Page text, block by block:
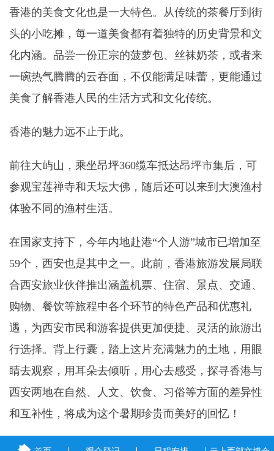
香港的美食文化也是一大特色。从传统的茶餐厅到街
头的小吃摊，每一道美食都有着独特的历史背景和文
化内涵。品尝一份正宗的菠萝包、丝袜奶茶，或者来
一碗热气腾腾的云吞面，不仅能满足味蕾，更能通过
美食了解香港人民的生活方式和文化传统。
香港的魅力远不止于此。
前往大屿山，乘坐昂坪360缆车抵达昂坪市集后，可
参观宝莲禅寺和天坛大佛，随后还可以来到大澳渔村
体验不同的渔村生活。
在国家支持下，今年内地赴港“个人游”城市已增加至
59个，西安也是其中之一。此前，香港旅游发展局联
合西安旅业伙伴推出涵盖机票、住宿、景点、交通、
购物、餐饮等旅程中各个环节的特色产品和优惠礼
遇，为西安市民和游客提供更加便捷、灵活的旅游出
行选择。背上行囊，踏上这片充满魅力的土地，用眼
睛去观察，用耳朵去倾听，用心去感受，探寻香港与
西安两地在自然、人文、饮食、习俗等方面的差异性
和互补性，将成为这个暑期珍贵而美好的回忆！